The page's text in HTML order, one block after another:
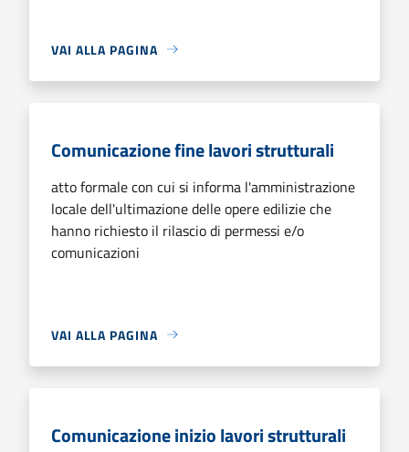
VAI ALLA PAGINA
Comunicazione fine lavori strutturali
atto formale con cui si informa l'amministrazione
locale dell'ultimazione delle opere edilizie che
hanno richiesto il rilascio di permessi e/o
comunicazioni
VAI ALLA PAGINA
Comunicazione inizio lavori strutturali